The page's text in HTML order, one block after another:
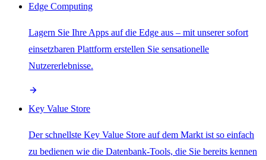
Edge Computing
Lagern Sie Ihre Apps auf die Edge aus – mit unserer sofort
einsetzbaren Plattform erstellen Sie sensationelle
Nutzererlebnisse.
Key Value Store
Der schnellste Key Value Store auf dem Markt ist so einfach
zu bedienen wie die Datenbank-Tools, die Sie bereits kennen